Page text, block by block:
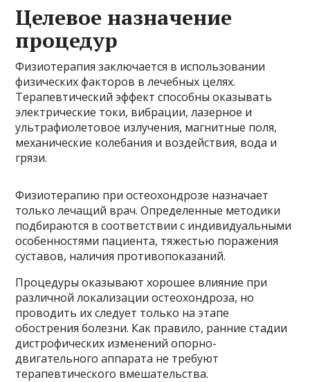
Целевое назначение
процедур
Физиотерапия заключается в использовании
физических факторов в лечебных целях.
Терапевтический эффект способны оказывать
электрические токи, вибрации, лазерное и
ультрафиолетовое излучения, магнитные поля,
механические колебания и воздействия, вода и
грязи.
Физиотерапию при остеохондрозе назначает
только лечащий врач. Определенные методики
подбираются в соответствии с индивидуальными
особенностями пациента, тяжестью поражения
суставов, наличия противопоказаний.
Процедуры оказывают хорошее влияние при
различной локализации остеохондроза, но
проводить их следует только на этапе
обострения болезни. Как правило, ранние стадии
дистрофических изменений опорно-
двигательного аппарата не требуют
терапевтического вмешательства.